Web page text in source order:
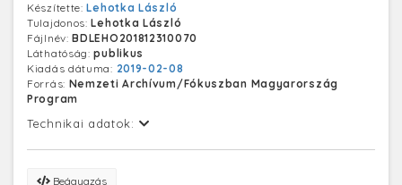
Készítette:Lehotka László
Tulajdonos:Lehotka László
Fájlnév:BDLEHO201812310070
Láthatóság:publikus
Kiadás dátuma: 2019-02-08
Forrás: Nemzeti Archívum/Fókuszban Magyarország
Program
Technikai adatok:
Beágyazás